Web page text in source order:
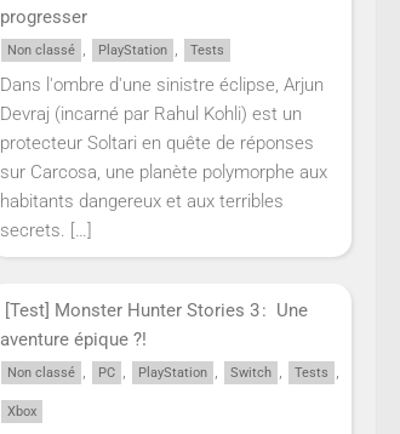
progresser
Non classé , PlayStation , Tests
Dans l'ombre d'une sinistre éclipse, Arjun
Devraj (incarné par Rahul Kohli) est un
protecteur Soltari en quête de réponses
sur Carcosa, une planète polymorphe aux
habitants dangereux et aux terribles
secrets. […]
[Test] Monster Hunter Stories 3 : Une
aventure épique ?!
Non classé , PC , PlayStation , Switch , Tests ,
Xbox